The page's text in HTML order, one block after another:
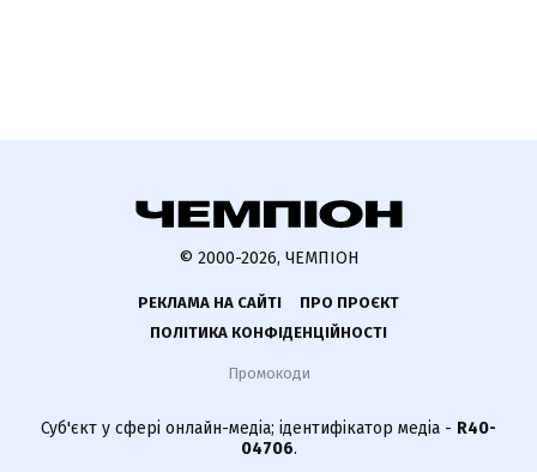
© 2000-2026, ЧЕМПІОН
РЕКЛАМА НА САЙТІ
ПРО ПРОЄКТ
ПОЛІТИКА КОНФІДЕНЦІЙНОСТІ
Промокоди
Суб'єкт у сфері онлайн-медіа; ідентифікатор медіа - R40-
04706.